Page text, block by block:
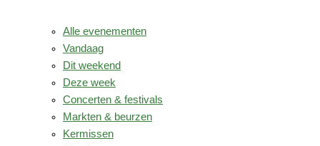
Alle evenementen
Vandaag
Dit weekend
Deze week
Concerten & festivals
Markten & beurzen
Kermissen